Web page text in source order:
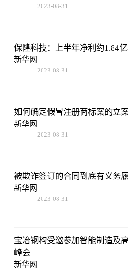
2023-08-31
保隆科技：上半年净利约1.84
新华网
2023-08-31
如何确定假冒注册商标案的立
新华网
2023-08-31
被欺诈签订的合同到底有义务
新华网
2023-08-31
宝冶钢构受邀参加智能制造及
峰会
新华网